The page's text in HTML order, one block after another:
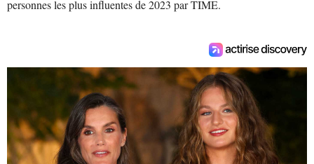
personnes les plus influentes de 2023 par TIME.